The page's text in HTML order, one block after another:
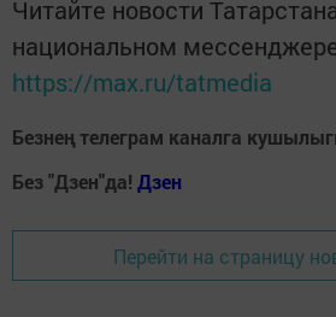
Читайте новости
национальном
https://max.ru/tatmedia
Безнең телеграм каналга
Без "Дзен"да! Дзен
Перейти на страницу